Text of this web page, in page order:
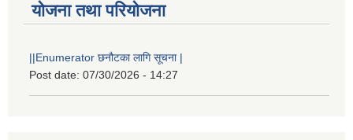
योजना तथा परियोजना
||Enumerator छनौटका लागि सूचना |
Post date: 07/30/2026 - 14:27